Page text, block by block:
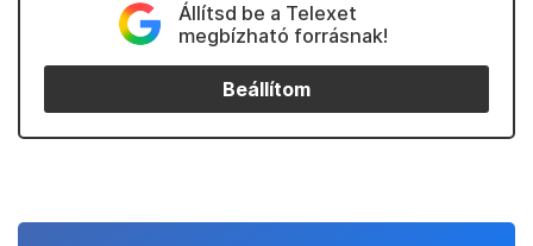
Állítsd be a Telexet
megbízható forrásnak!
Beállítom